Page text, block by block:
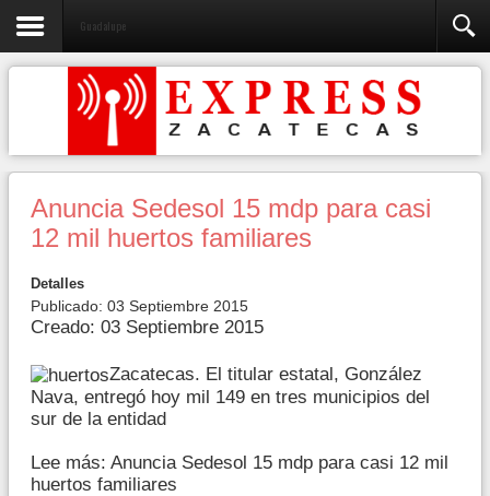
Guadalupe
Anuncia Sedesol 15 mdp para casi
12 mil huertos familiares
Detalles
Publicado: 03 Septiembre 2015
Creado: 03 Septiembre 2015
Zacatecas. El titular estatal, González
Nava, entregó hoy mil 149 en tres municipios del
sur de la entidad
Lee más: Anuncia Sedesol 15 mdp para casi 12 mil
huertos familiares